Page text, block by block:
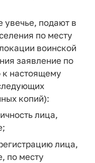
подают в
по месту
воинской
заявление по
настоящему
копий):
лица,
лица,
по месту